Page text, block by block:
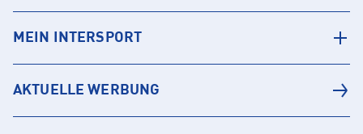
MEIN INTERSPORT
AKTUELLE WERBUNG